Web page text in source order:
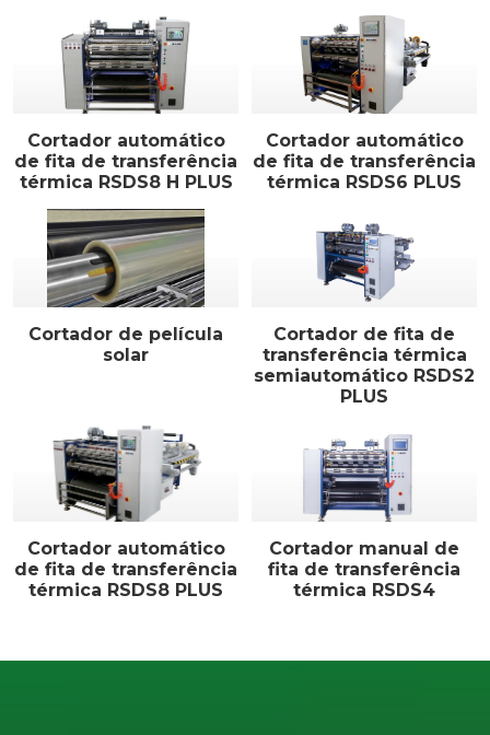
Cortador automático
de fita de transferência
térmica RSDS8 H PLUS
Cortador automático
de fita de transferência
térmica RSDS6 PLUS
Cortador de película
solar
Cortador de fita de
transferência térmica
semiautomático RSDS2
PLUS
Cortador automático
de fita de transferência
térmica RSDS8 PLUS
Cortador manual de
fita de transferência
térmica RSDS4